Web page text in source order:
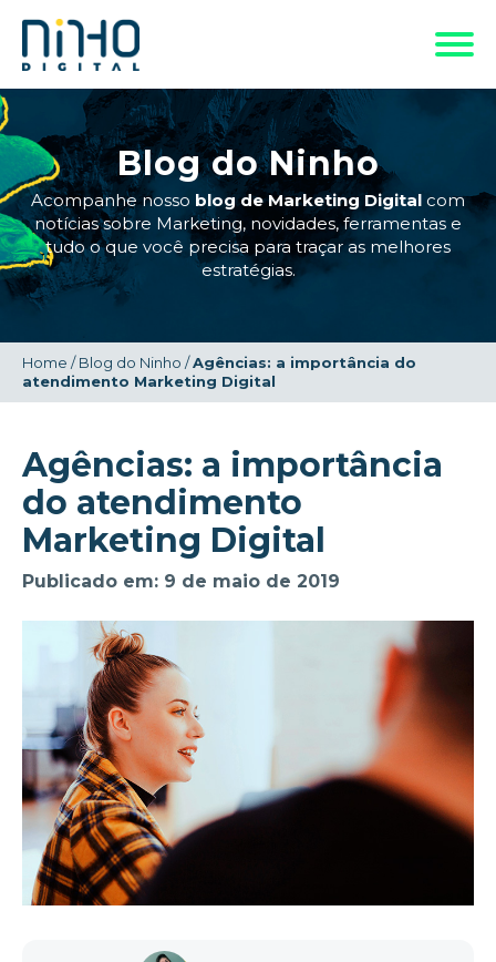
Blog do Ninho
Acompanhe nosso blog de Marketing Digital com
notícias sobre Marketing, novidades, ferramentas e
tudo o que você precisa para traçar as melhores
estratégias.
Home /Blog do Ninho /Agências: a importância do
atendimento Marketing Digital
Agências: a importância
do atendimento
Marketing Digital
Publicado em: 9 de maio de 2019